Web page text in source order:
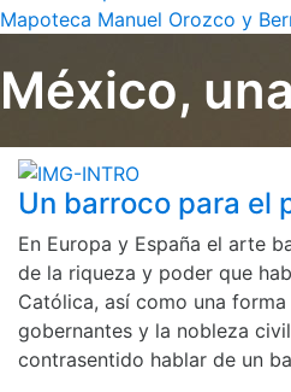
Mapoteca Manuel Orozco y
México,
Un barroco para el
En Europa y España el arte
de la riqueza y poder que
Católica, así como una
gobernantes y la nobleza
contrasentido hablar de un